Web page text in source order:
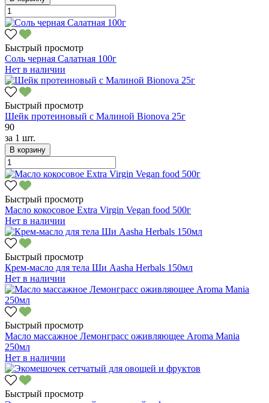
Быстрый просмотр
Соль черная Салатная 100г
Нет в наличии
Быстрый просмотр
Шейк протеиновый с Малиной Bionova 25г
90
за 1 шт.
В корзину
Быстрый просмотр
Масло кокосовое Extra Virgin Vegan food 500г
Нет в наличии
Быстрый просмотр
Крем-масло для тела Ши Aasha Herbals 150мл
Нет в наличии
Быстрый просмотр
Масло массажное Лемонграсс оживляющее Aroma Mania
250мл
Нет в наличии
Быстрый просмотр